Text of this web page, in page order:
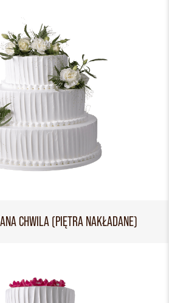
CHWILA (PIĘTRA NAKŁADANE)